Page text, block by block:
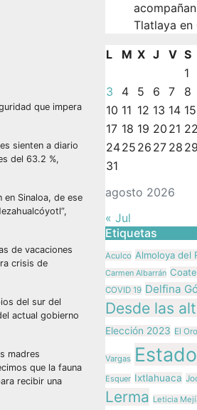
que impera
sienten a diario
del 63.2 %,
Sinaloa, de ese
de vacaciones
crisis de
del sur del
actual gobierno
madres
que la fauna
recibir una
Tlatlaya en
agosto 2026
L M X J V S
1
3
4 5 6 7 8
10 11 12 13 14 15
17 18 19 20 21 22
2425 26 27 28 29
31
« Jul
Etiquetas
Aculco Almoloya del
Carmen Albarrán
COVID 19 Delfina
Desde las
Elección 2023 El Oro
Vargas
Esquer Ixtlahuaca
Lerma Leticia